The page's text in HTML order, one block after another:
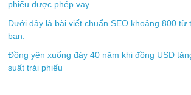
phiếu được phép vay
Dưới đây là bài viết chuẩn SEO khoảng 800 từ
bạn.
Đồng yên xuống đáy 40 năm khi đồng USD
suất trái phiếu